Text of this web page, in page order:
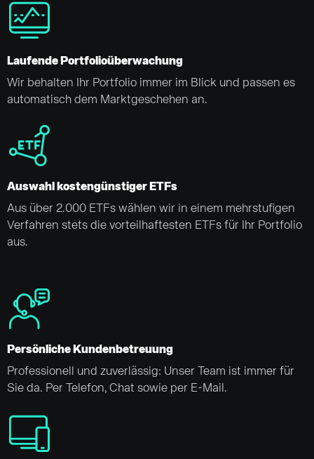
Laufende Portfolioüberwachung
Wir behalten Ihr Portfolio immer im Blick und passen es
automatisch dem Marktgeschehen an.
Auswahl kostengünstiger ETFs
Aus über 2.000 ETFs wählen wir in einem mehrstufigen
Verfahren stets die vorteilhaftesten ETFs für Ihr Portfolio
aus.
Persönliche Kundenbetreuung
Professionell und zuverlässig: Unser Team ist immer für
Sie da. Per Telefon, Chat sowie per E-Mail.